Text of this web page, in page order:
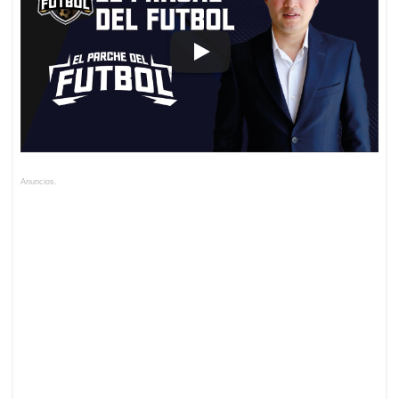
Anuncios.